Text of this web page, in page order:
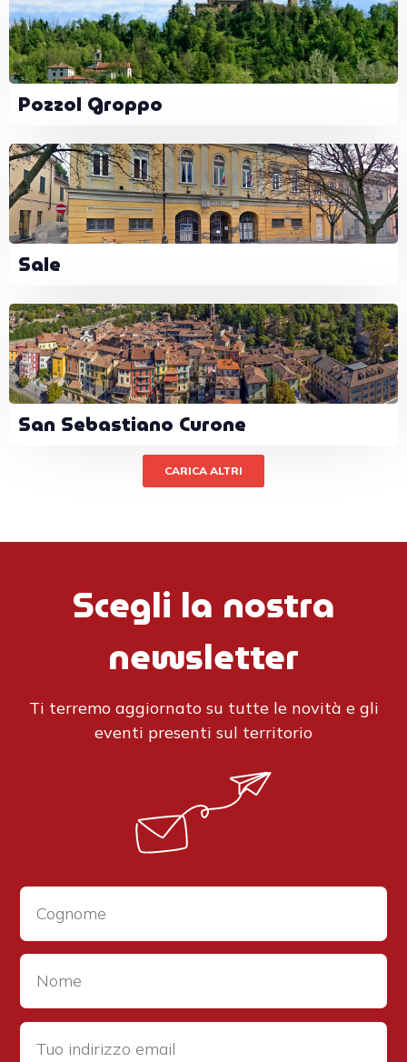
Pozzol Groppo
Sale
San Sebastiano Curone
CARICA ALTRI
Scegli la nostra
newsletter
Ti terremo aggiornato su tutte le novità e gli
eventi presenti sul territorio